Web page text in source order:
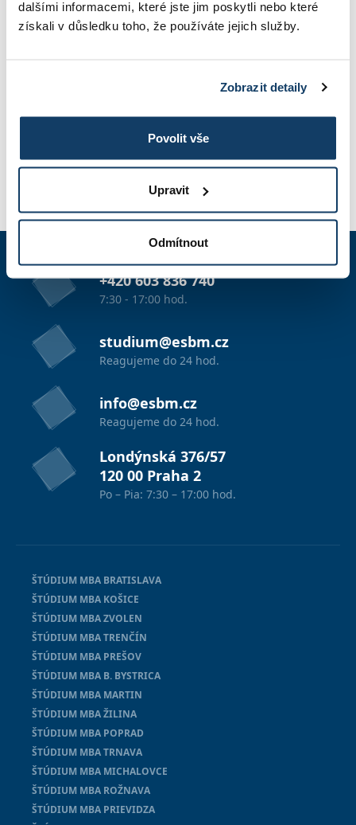
dalšími informacemi, které jste jim poskytli nebo které
získali v důsledku toho, že používáte jejich služby.
Zobrazit detaily
Povolit vše
Upravit
Odmítnout
INFORMÁCIE O ŠTÚDIU
FOTOGALÉRIA
+420 603 836 740
7:30 - 17:00 hod.
studium@esbm.cz
Reagujeme do 24 hod.
info@esbm.cz
Reagujeme do 24 hod.
Londýnská 376/57
120 00 Praha 2
Po – Pia: 7:30 – 17:00 hod.
ŠTÚDIUM MBA BRATISLAVA
ŠTÚDIUM MBA KOŠICE
ŠTÚDIUM MBA ZVOLEN
ŠTÚDIUM MBA TRENČÍN
ŠTÚDIUM MBA PREŠOV
ŠTÚDIUM MBA B. BYSTRICA
ŠTÚDIUM MBA MARTIN
ŠTÚDIUM MBA ŽILINA
ŠTÚDIUM MBA POPRAD
ŠTÚDIUM MBA TRNAVA
ŠTÚDIUM MBA MICHALOVCE
ŠTÚDIUM MBA ROŽNAVA
ŠTÚDIUM MBA PRIEVIDZA